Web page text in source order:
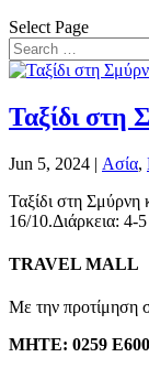
Select Page
Ταξίδι στη
Jun 5, 2024 | Ασία,
Ταξίδι στη
16/10.Διάρκεια: 4-
TRAVEL MALL
Με την προτίμηση
ΜΗΤΕ: 0259